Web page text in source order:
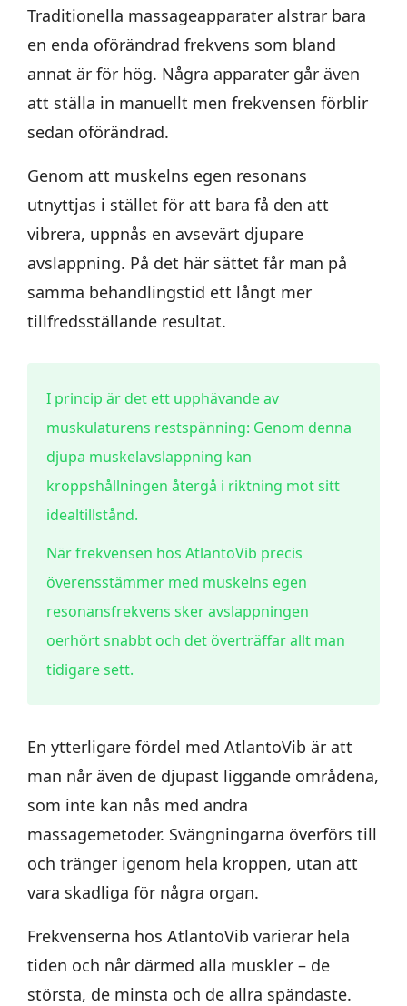
Traditionella massageapparater alstrar bara
en enda oförändrad frekvens som bland
annat är för hög. Några apparater går även
att ställa in manuellt men frekvensen förblir
sedan oförändrad.
Genom att muskelns egen resonans
utnyttjas i stället för att bara få den att
vibrera, uppnås en avsevärt djupare
avslappning. På det här sättet får man på
samma behandlingstid ett långt mer
tillfredsställande resultat.
I princip är det ett upphävande av
muskulaturens restspänning: Genom denna
djupa muskelavslappning kan
kroppshållningen återgå i riktning mot sitt
idealtillstånd.
När frekvensen hos AtlantoVib precis
överensstämmer med muskelns egen
resonansfrekvens sker avslappningen
oerhört snabbt och det överträffar allt man
tidigare sett.
En ytterligare fördel med AtlantoVib är att
man når även de djupast liggande områdena,
som inte kan nås med andra
massagemetoder. Svängningarna överförs till
och tränger igenom hela kroppen, utan att
vara skadliga för några organ.
Frekvenserna hos AtlantoVib varierar hela
tiden och når därmed alla muskler – de
största, de minsta och de allra spändaste.